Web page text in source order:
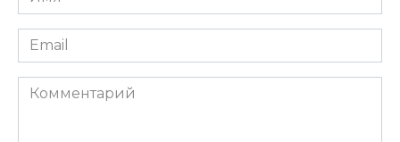
*
Email
*
Комментарий